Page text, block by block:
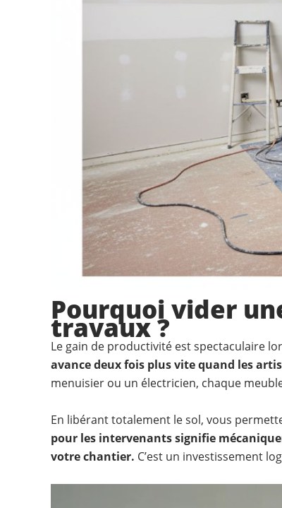
Pourquoi vider
travaux ?
Le gain de productivité est spectaculaire
avance deux fois plus vite quand les
menuisier ou un électricien, chaque
En libérant totalement le sol, vous
pour les intervenants signifie
votre chantier. C’est un investissement